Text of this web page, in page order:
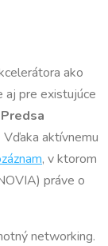
ako
aj pre existujúce
Predsa
Vďaka aktívnemu
, v ktorom
práve o
networking.